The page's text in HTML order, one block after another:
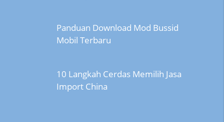
Panduan Download Mod Bussid
Mobil Terbaru
10 Langkah Cerdas Memilih Jasa
Import China